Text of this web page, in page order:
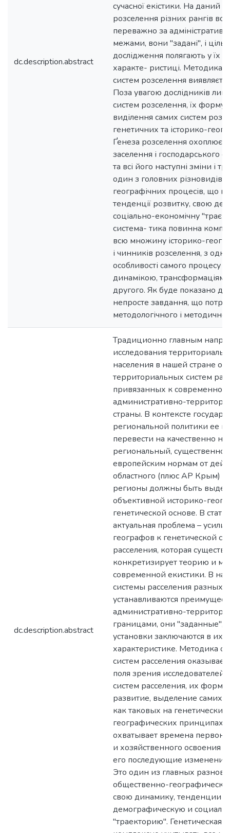
dc.description.abstract
сучасної екістики. На даний
розселення різних рангів
переважно за
межами, вони "задані", і
дослідження полягають у їх
характе- ристиці. Методика
систем розселення
Поза увагою дослідників
систем розселення, їх
виділення самих систем
генетичних та історико-
Ґенеза розселення охоплює
заселення і господарського
та всі його наступні зміни і
один з головних різновидів
географічних процесів, що
тенденції розвитку, свою
соціально-економічну
система- тика повинна
всю множину історико-
і чинників розселення, з
особливості самого процесу
динамікою, трансформаціями
другого. Як буде показано
непросте завдання, що
методологічного і
dc.description.abstract
Традиционно главным
исследования
населения в нашей стране
территориальных систем
привязанных к
административно-
страны. В контексте
региональной политики ее
перевести на качественно
региональный, существенно
европейским нормам от
областного (плюс АР Крым)
регионы должны быть
объективной историко-
генетической основе. В
актуальная проблема –
географов к генетической
расселения, которая
конкретизирует теорию и
современной екистики. В
системы расселения разных
устанавливаются
административно-
границами, они "заданные",
установки заключаются в их
характеристике. Методика
систем расселения
поля зрения исследователей
систем расселения, их
развитие, выделение самих
как таковых на
географических принципах.
охватывает времена
и хозяйственного освоения
его последующие
Это один из главных
общественно-
свою динамику, тенденции
демографическую и
"траекторию". Генетическая